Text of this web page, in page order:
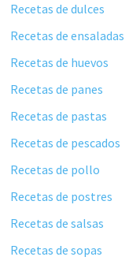
Recetas de dulces
Recetas de ensaladas
Recetas de huevos
Recetas de panes
Recetas de pastas
Recetas de pescados
Recetas de pollo
Recetas de postres
Recetas de salsas
Recetas de sopas